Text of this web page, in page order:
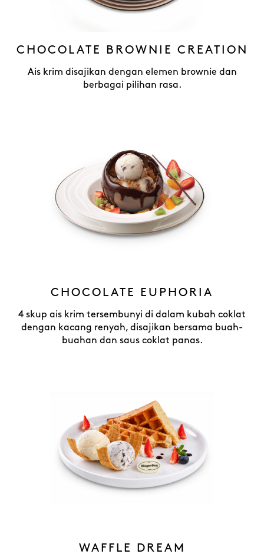
CHOCOLATE BROWNIE CREATION
Ais krim disajikan dengan elemen brownie dan
berbagai pilihan rasa.
CHOCOLATE EUPHORIA
4 skup ais krim tersembunyi di dalam kubah coklat
dengan kacang renyah, disajikan bersama buah-
buahan dan saus coklat panas.
WAFFLE DREAM